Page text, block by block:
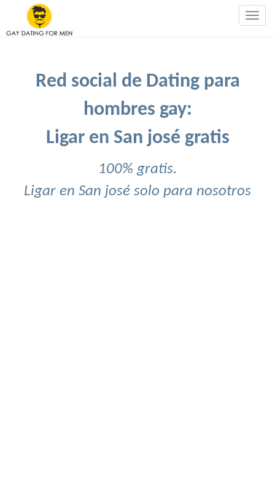
Red social de Dating para
hombres gay:
Ligar en San josé gratis
100% gratis.
Ligar en San josé solo para nosotros